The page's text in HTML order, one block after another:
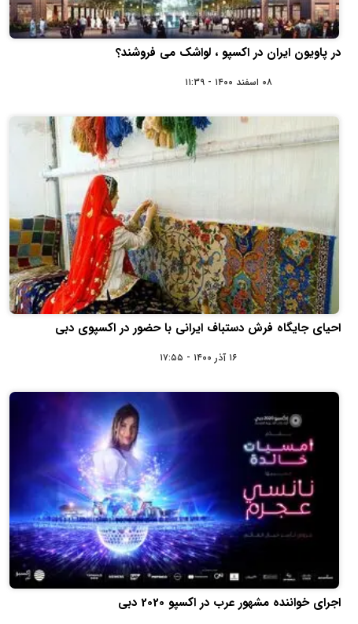
در پاویون ایران در اکسپو ، لواشک می فروشند؟
۰۸ اسفند ۱۴۰۰ - ۱۱:۳۹
احیای جایگاه فرش دستباف ایرانی با حضور در اکسپوی دبی
۱۶ آذر ۱۴۰۰ - ۱۷:۵۵
اجرای خواننده مشهور عرب در اکسپو 2020 دبی